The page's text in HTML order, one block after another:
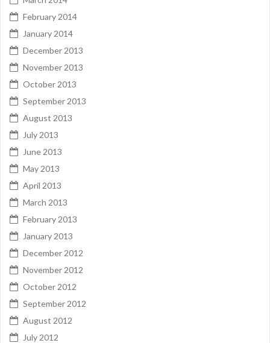
February 2014
January 2014
December 2013
November 2013
October 2013
September 2013
August 2013
July 2013
June 2013
May 2013
April 2013
March 2013
February 2013
January 2013
December 2012
November 2012
October 2012
September 2012
August 2012
July 2012